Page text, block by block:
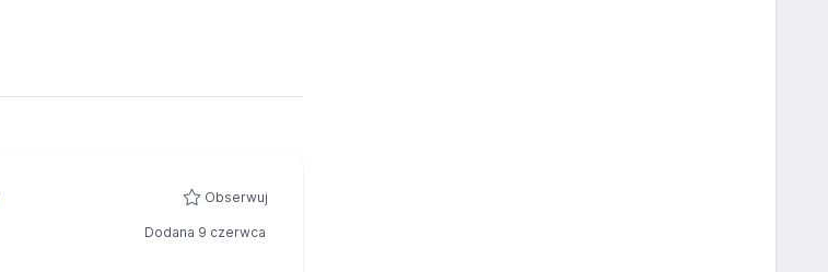
Obserwuj
Dodana 9 czerwca